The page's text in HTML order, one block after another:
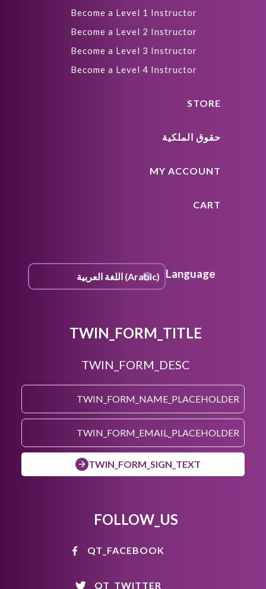
Become a Level 1 Instructor
Become a Level 2 Instructor
Become a Level 3 Instructor
Become a Level 4 Instructor
STORE
حقوق الملكية
MY ACCOUNT
CART
Language
TWIN_FORM_TITLE
TWIN_FORM_DESC
TWIN_FORM_SIGN_TEXT
FOLLOW_US
QT_FACEBOOK
QT_TWITTER